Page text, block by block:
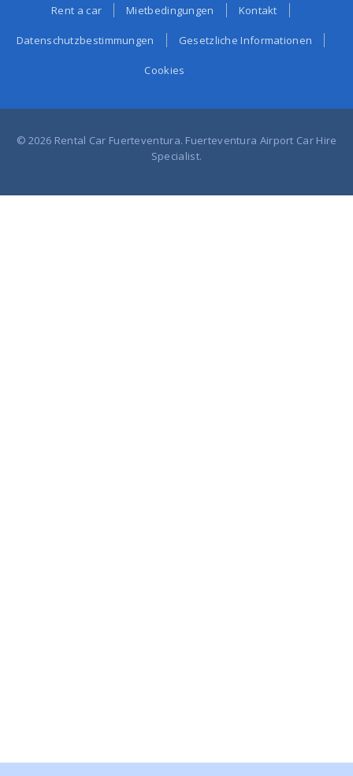
Rent a car Mietbedingungen Kontakt
Datenschutzbestimmungen Gesetzliche Informationen
Cookies
© 2026 Rental Car Fuerteventura. Fuerteventura Airport Car Hire
Specialist.